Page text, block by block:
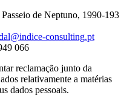
de Neptuno, 1990-193
consulting.pt
066
reclamação junto da
relativamente a matérias
dados pessoais.